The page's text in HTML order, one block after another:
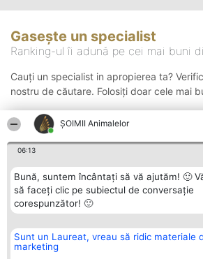
ŞOIMII Animalelor
06:13
Bună, suntem încântați să vă ajutăm! 🙂
să faceți clic pe subiectul de conversație
corespunzător! 🙂
Sunt un Laureat, vreau să ridic materiale
marketing
Gasește un specialist
Ranking-ul îi adună pe cei mai buni
Cauți un specialist in apropierea ta?
nostru de căutare. Folosiți doar cele mai
Organizator Ranking
BRIGHT SOLUTIONS BR SRL
Plebiscyt